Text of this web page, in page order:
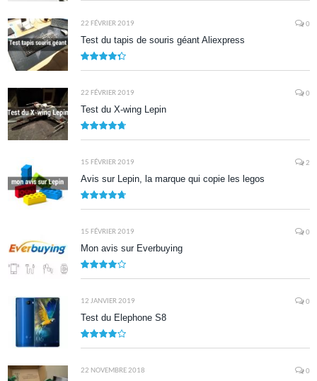
22 FÉVRIER 2019 0
Test du tapis de souris géant Aliexpress
22 FÉVRIER 2019 0
Test du X-wing Lepin
15 FÉVRIER 2019 2
Avis sur Lepin, la marque qui copie les legos
15 FÉVRIER 2019 0
Mon avis sur Everbuying
12 JANVIER 2019 0
Test du Elephone S8
22 NOVEMBRE 2018 0